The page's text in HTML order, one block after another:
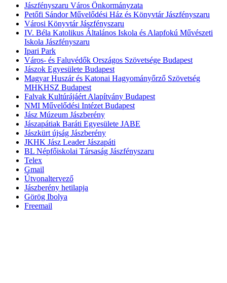
Jászfényszaru Város Önkormányzata
Petőfi Sándor Művelődési Ház és Könyvtár Jászfényszaru
Városi Könyvtár Jászfényszaru
IV. Béla Katolikus Általános Iskola és Alapfokú Művészeti
Iskola Jászfényszaru
Ipari Park
Város- és Faluvédők Országos Szövetsége Budapest
Jászok Egyesülete Budapest
Magyar Huszár és Katonai Hagyományőrző Szövetség
MHKHSZ Budapest
Falvak Kultúrájáért Alapítvány Budapest
NMI Művelődési Intézet Budapest
Jász Múzeum Jászberény
Jászapátiak Baráti Egyesülete JABE
Jászkürt újság Jászberény
JKHK Jász Leader Jászapáti
BL Népfőiskolai Társaság Jászfényszaru
Telex
Gmail
Útvonaltervező
Jászberény hetilapja
Görög Ibolya
Freemail